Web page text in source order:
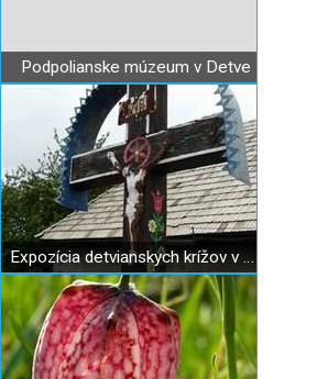
Podpolianske múzeum v Detve
Expozícia detvianskych krížov v Detve